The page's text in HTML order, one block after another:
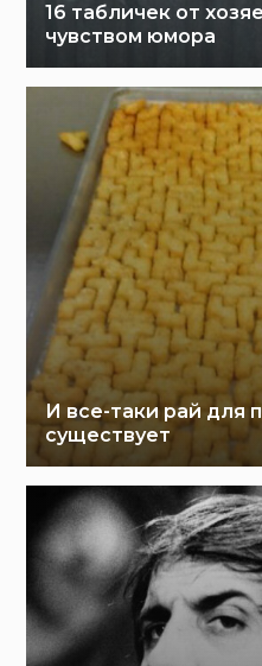
16 табличек от
чувством юмора
И все-таки рай для
существует